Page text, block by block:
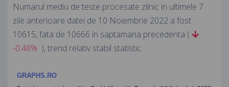
Numarul mediu de teste procesate zilnic in ultimele 7
zile anterioare datei de 10 Noiembrie 2022 a fost
10615, fata de 10666 in saptamana precedenta (
-0.48% ), trend relativ stabil statistic.